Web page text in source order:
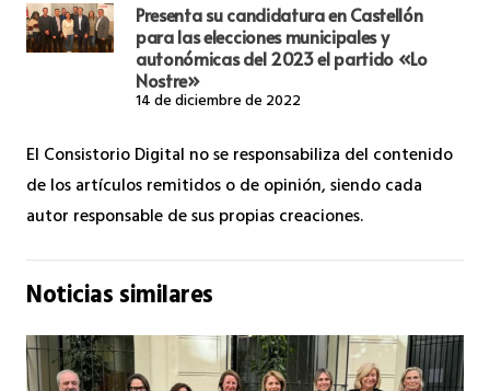
Presenta su candidatura en Castellón
para las elecciones municipales y
autonómicas del 2023 el partido «Lo
Nostre»
14 de diciembre de 2022
El Consistorio Digital no se responsabiliza del contenido
de los artículos remitidos o de opinión, siendo cada
autor responsable de sus propias creaciones.
Noticias similares